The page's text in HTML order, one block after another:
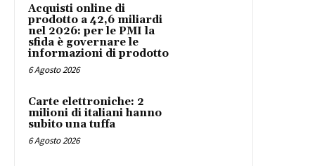
Acquisti online di
prodotto a 42,6 miliardi
nel 2026: per le PMI la
sfida è governare le
informazioni di prodotto
6 Agosto 2026
Carte elettroniche: 2
milioni di italiani hanno
subito una tuffa
6 Agosto 2026